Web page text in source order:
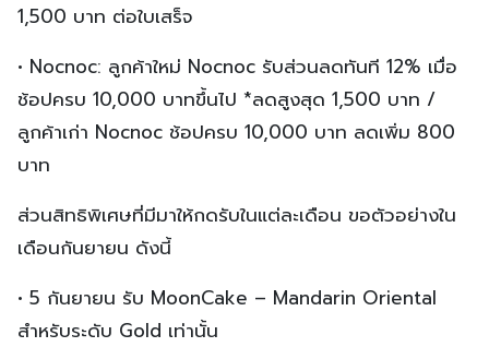
1,500 บาท ต่อใบเสร็จ
• Nocnoc: ลูกค้าใหม่ Nocnoc รับส่วนลดทันที 12% เมื่อ
ช้อปครบ 10,000 บาทขึ้นไป *ลดสูงสุด 1,500 บาท /
ลูกค้าเก่า Nocnoc ช้อปครบ 10,000 บาท ลดเพิ่ม 800
บาท
ส่วนสิทธิพิเศษที่มีมาให้กดรับในแต่ละเดือน ขอตัวอย่างใน
เดือนกันยายน ดังนี้
• 5 กันยายน รับ MoonCake – Mandarin Oriental
สำหรับระดับ Gold เท่านั้น